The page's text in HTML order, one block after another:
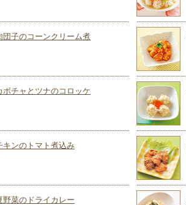
団子のコーンクリーム煮
ボチャとツナのコロッケ
キンのトマト煮込み
野菜のドライカレー